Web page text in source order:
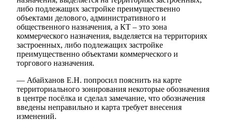
либо подлежащих застройке преимущественно
объектами делового, административного и
общественного назначения, а КТ – это зона
коммерческого назначения, выделяется на территориях
застроенных, либо подлежащих застройке
преимущественно объектами коммерческого и
торгового назначения.
— Абайханов Е.Н. попросил пояснить на карте
территориального зонирования некоторые обозначения
в центре посёлка и сделал замечание, что обозначения
введены неправильно и карта требует внесения
изменений.